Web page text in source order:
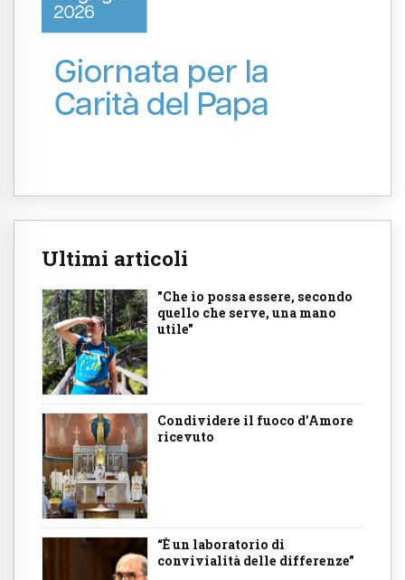
Ultimi articoli
"Che io possa essere, secondo
quello che serve, una mano
utile"
Condividere il fuoco d’Amore
ricevuto
“È un laboratorio di
convivialità delle differenze”